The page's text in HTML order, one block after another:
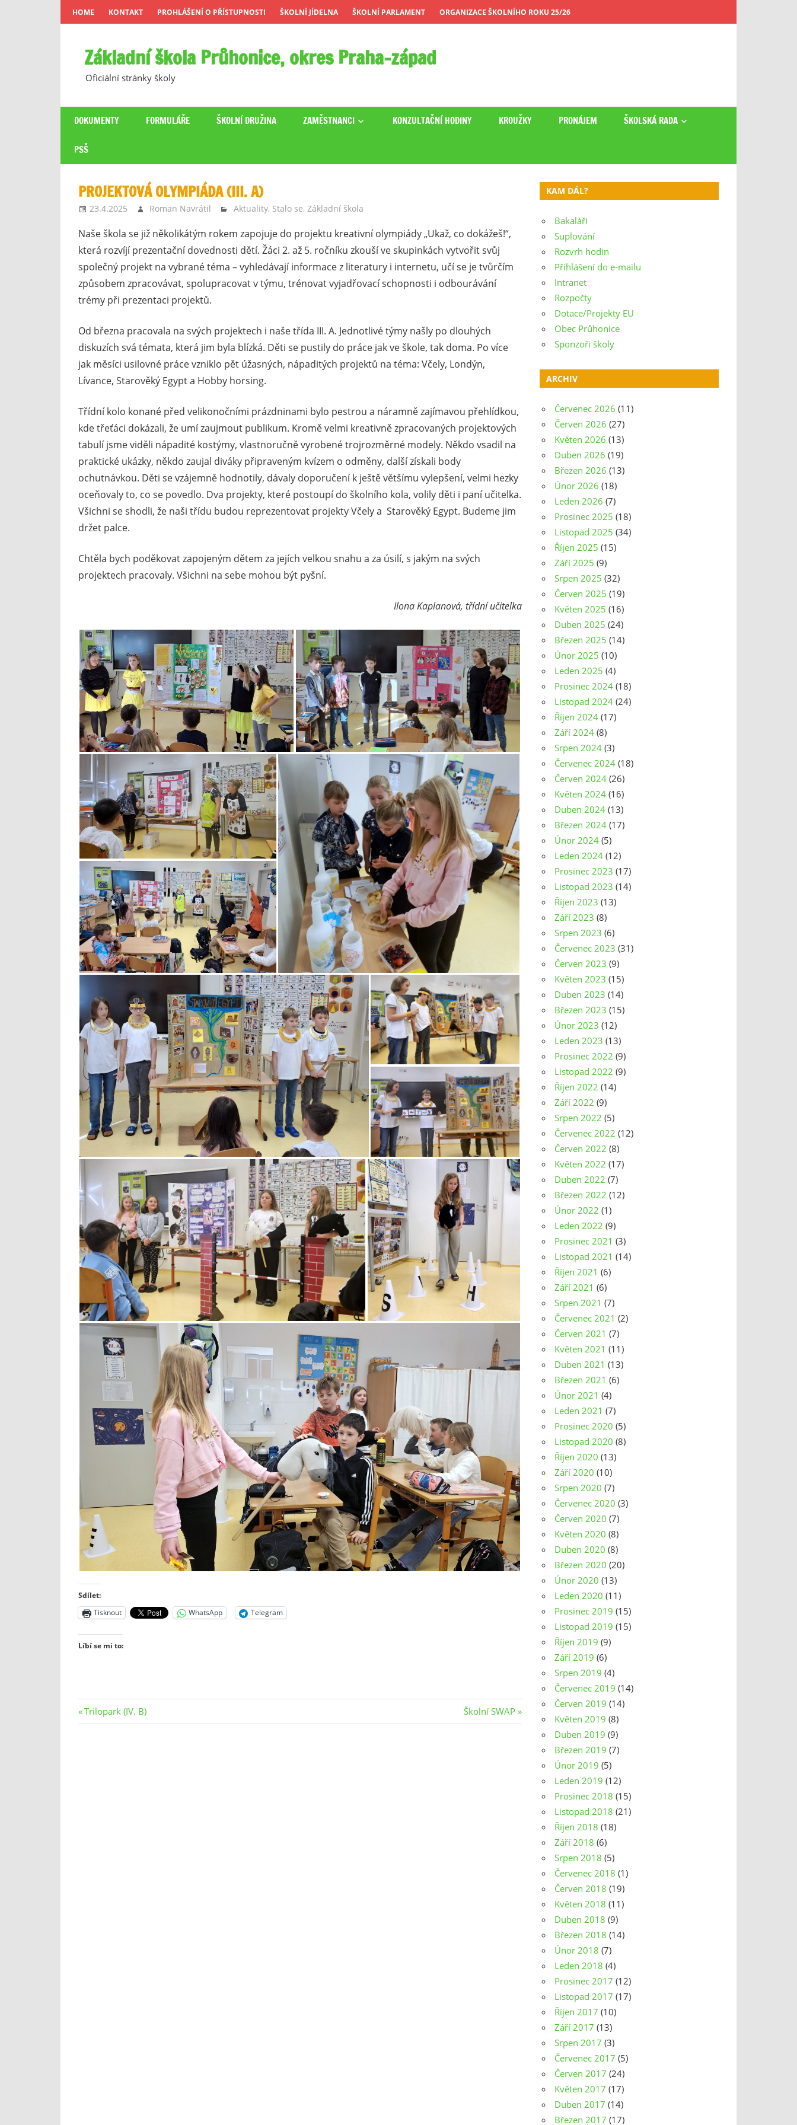
Skip
to
HOME KONTAKT PROHLÁŠENÍ O PŘÍSTUPNOSTI ŠKOLNÍ JÍDELNA ŠKOLNÍ PARLAMENT ORGANIZACE ŠKOLNÍHO ROKU 25/26
Základní škola Průhonice, okres Praha-západ
Oficiální stránky školy
DOKUMENTY FORMULÁŘE ŠKOLNÍ DRUŽINA ZAMĚSTNANCI KONZULTAČNÍ HODINY KROUŽKY PRONÁJEM ŠKOLSKÁ RADA
PSŠ
PROJEKTOVÁ OLYMPIÁDA (III. A)
23.4.2025 Roman Navrátil Aktuality, Stalo se, Základní škola
Naše škola se již několikátým rokem zapojuje do projektu kreativní olympiády „Ukaž, co dokážeš!“,
která rozvíjí prezentační dovednosti dětí. Žáci 2. až 5. ročníku zkouší ve skupinkách vytvořit svůj
společný projekt na vybrané téma – vyhledávají informace z literatury i internetu, učí se je tvůrčím
způsobem zpracovávat, spolupracovat v týmu, trénovat vyjadřovací schopnosti i odbourávání
trémy při prezentaci projektů.
Od března pracovala na svých projektech i naše třída III. A. Jednotlivé týmy našly po dlouhých
diskuzích svá témata, která jim byla blízká. Děti se pustily do práce jak ve škole, tak doma. Po více
jak měsíci usilovné práce vzniklo pět úžasných, nápaditých projektů na téma: Včely, Londýn,
Lívance, Starověký Egypt a Hobby horsing.
Třídní kolo konané před velikonočními prázdninami bylo pestrou a náramně zajímavou přehlídkou,
kde třeťáci dokázali, že umí zaujmout publikum. Kromě velmi kreativně zpracovaných projektových
tabulí jsme viděli nápadité kostýmy, vlastnoručně vyrobené trojrozměrné modely. Někdo vsadil na
praktické ukázky, někdo zaujal diváky připraveným kvízem o odměny, další získali body
ochutnávkou. Děti se vzájemně hodnotily, dávaly doporučení k ještě většímu vylepšení, velmi hezky
oceňovaly to, co se povedlo. Dva projekty, které postoupí do školního kola, volily děti i paní učitelka.
Všichni se shodli, že naši třídu budou reprezentovat projekty Včely a Starověký Egypt. Budeme jim
držet palce.
Chtěla bych poděkovat zapojeným dětem za jejích velkou snahu a za úsilí, s jakým na svých
projektech pracovaly. Všichni na sebe mohou být pyšní.
Ilona Kaplanová, třídní učitelka
Sdílet:
Tisknout
WhatsApp Telegram
Líbí se mi to:
Navigace
Previous
Post:
Trilopark (IV. B)
Next
Post:
Školní SWAP
KAM DÁL?
Bakaláři
Suplování
Rozvrh hodin
Přihlášení do e-mailu
Intranet
Rozpočty
Dotace/Projekty EU
Obec Průhonice
Sponzoři školy
ARCHIV
Červenec 2026 (11)
Červen 2026 (27)
Květen 2026 (13)
Duben 2026 (19)
Březen 2026 (13)
Únor 2026 (18)
Leden 2026 (7)
Prosinec 2025 (18)
Listopad 2025 (34)
Říjen 2025 (15)
Září 2025 (9)
Srpen 2025 (32)
Červen 2025 (19)
Květen 2025 (16)
Duben 2025 (24)
Březen 2025 (14)
Únor 2025 (10)
Leden 2025 (4)
Prosinec 2024 (18)
Listopad 2024 (24)
Říjen 2024 (17)
Září 2024 (8)
Srpen 2024 (3)
Červenec 2024 (18)
Červen 2024 (26)
Květen 2024 (16)
Duben 2024 (13)
Březen 2024 (17)
Únor 2024 (5)
Leden 2024 (12)
Prosinec 2023 (17)
Listopad 2023 (14)
Říjen 2023 (13)
Září 2023 (8)
Srpen 2023 (6)
Červenec 2023 (31)
Červen 2023 (9)
Květen 2023 (15)
Duben 2023 (14)
Březen 2023 (15)
Únor 2023 (12)
Leden 2023 (13)
Prosinec 2022 (9)
Listopad 2022 (9)
Říjen 2022 (14)
Září 2022 (9)
Srpen 2022 (5)
Červenec 2022 (12)
Červen 2022 (8)
Květen 2022 (17)
Duben 2022 (7)
Březen 2022 (12)
Únor 2022 (1)
Leden 2022 (9)
Prosinec 2021 (3)
Listopad 2021 (14)
Říjen 2021 (6)
Září 2021 (6)
Srpen 2021 (7)
Červenec 2021 (2)
Červen 2021 (7)
Květen 2021 (11)
Duben 2021 (13)
Březen 2021 (6)
Únor 2021 (4)
Leden 2021 (7)
Prosinec 2020 (5)
Listopad 2020 (8)
Říjen 2020 (13)
Září 2020 (10)
Srpen 2020 (7)
Červenec 2020 (3)
Červen 2020 (7)
Květen 2020 (8)
Duben 2020 (8)
Březen 2020 (20)
Únor 2020 (13)
Leden 2020 (11)
Prosinec 2019 (15)
Listopad 2019 (15)
Říjen 2019 (9)
Září 2019 (6)
Srpen 2019 (4)
Červenec 2019 (14)
Červen 2019 (14)
Květen 2019 (8)
Duben 2019 (9)
Březen 2019 (7)
Únor 2019 (5)
Leden 2019 (12)
Prosinec 2018 (15)
Listopad 2018 (21)
Říjen 2018 (18)
Září 2018 (6)
Srpen 2018 (5)
Červenec 2018 (1)
Červen 2018 (19)
Květen 2018 (11)
Duben 2018 (9)
Březen 2018 (14)
Únor 2018 (7)
Leden 2018 (4)
Prosinec 2017 (12)
Listopad 2017 (17)
Říjen 2017 (10)
Září 2017 (13)
Srpen 2017 (3)
Červenec 2017 (5)
Červen 2017 (24)
Květen 2017 (17)
Duben 2017 (14)
Březen 2017 (17)